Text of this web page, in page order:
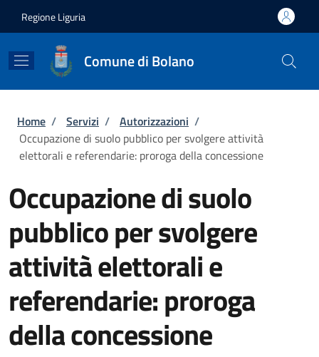
Regione Liguria
Comune di Bolano
Briciole di pane
Home / Servizi / Autorizzazioni /
Occupazione di suolo pubblico per svolgere attività
elettorali e referendarie: proroga della concessione
Occupazione di suolo
pubblico per svolgere
attività elettorali e
referendarie: proroga
della concessione